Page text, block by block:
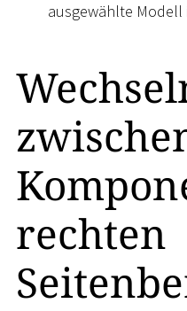
ausgewählte
rechten